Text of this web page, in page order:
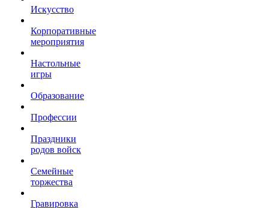
Искусство
Корпоративные
мероприятия
Настольные
игры
Образование
Профессии
Праздники
родов войск
Семейные
торжества
Гравировка